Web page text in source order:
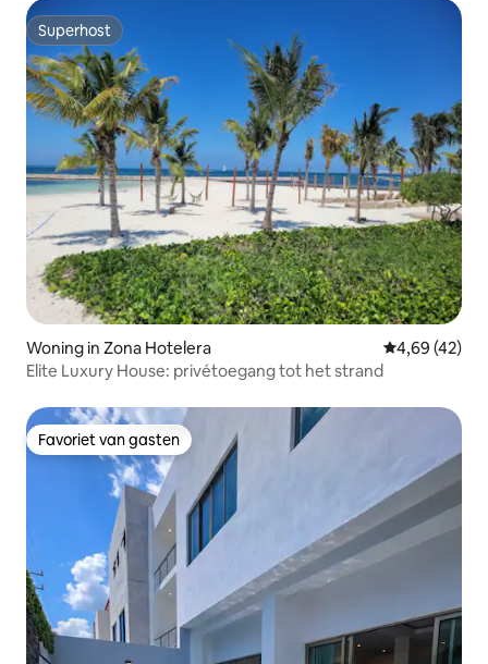
Superhost
Superhost
Woning in Zona Hotelera Gemiddelde
4,69 (42)
Elite Luxury House: privétoegang tot het strand
Favoriet van gasten
Favoriet van gasten